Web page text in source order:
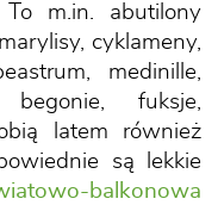
To m.in. abutilony
cyklameny,
medinille,
fuksje,
latem również
są lekkie
balkonowa